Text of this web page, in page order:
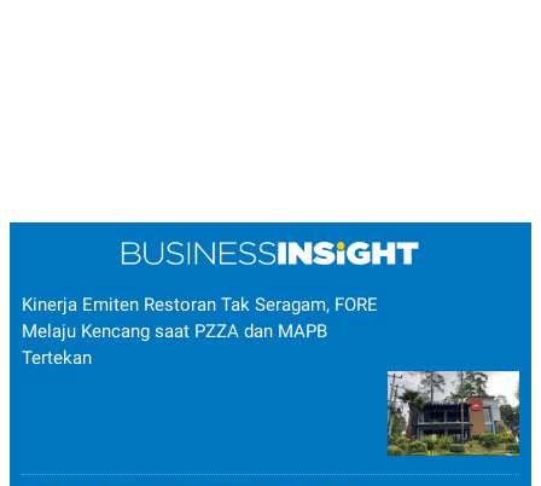
Kinerja Emiten Restoran Tak Seragam, FORE
Melaju Kencang saat PZZA dan MAPB
Tertekan